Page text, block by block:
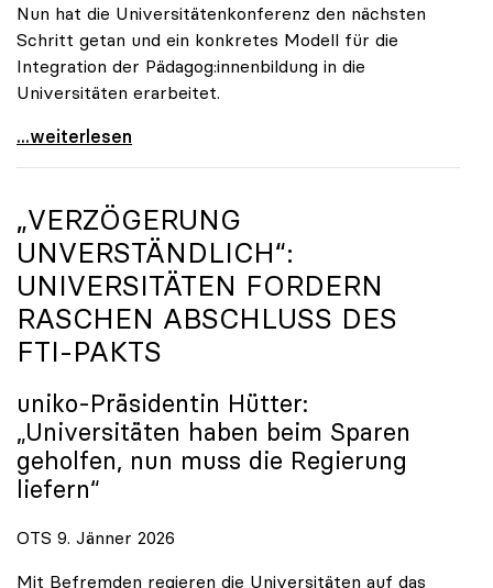
Nun hat die Universitätenkonferenz den nächsten
Schritt getan und ein konkretes Modell für die
Integration der Pädagog:innenbildung in die
Universitäten erarbeitet.
Schools of Education an den Universitäten: Für
...weiterlesen
„VERZÖGERUNG
UNVERSTÄNDLICH“:
UNIVERSITÄTEN FORDERN
RASCHEN ABSCHLUSS DES
FTI-PAKTS
uniko-Präsidentin Hütter:
„Universitäten haben beim Sparen
geholfen, nun muss die Regierung
liefern“
OTS 9. Jänner 2026
Mit Befremden regieren die Universitäten auf das